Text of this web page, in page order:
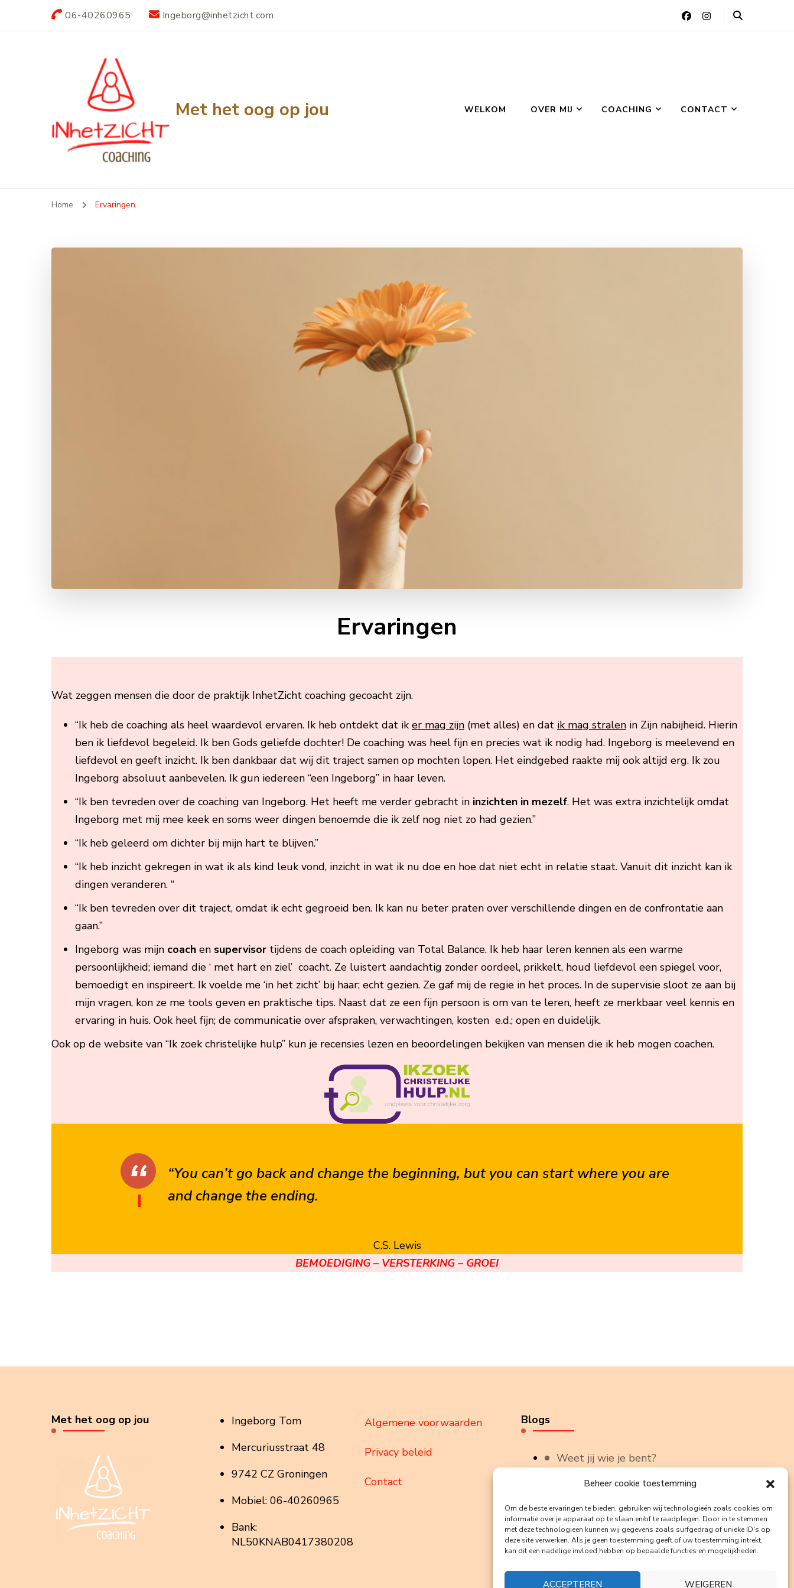
Beheer cookie toestemming
Om de beste ervaringen te bieden, gebruiken wij technologieën zoals cookies om
informatie over je apparaat op te slaan en/of te raadplegen. Door in te stemmen
met deze technologieën kunnen wij gegevens zoals surfgedrag of unieke ID's op
deze site verwerken. Als je geen toestemming geeft of uw toestemming intrekt,
kan dit een nadelige invloed hebben op bepaalde functies en mogelijkheden.
ACCEPTEREN WEIGEREN
06-40260965 Ingeborg@inhetzicht.com
Met het oog op jou WELKOM OVER MIJ COACHING CONTACT
Home Ervaringen
Ervaringen
Wat zeggen mensen die door de praktijk InhetZicht coaching gecoacht zijn.
“Ik heb de coaching als heel waardevol ervaren. Ik heb ontdekt dat iker mag zijn (met alles) en dat ik mag stralen in Zijn nabijheid. Hierin
ben ik liefdevol begeleid. Ik ben Gods geliefde dochter! De coaching was heel fijn en precies wat ik nodig had. Ingeborg is meelevend en
liefdevol en geeft inzicht. Ik ben dankbaar dat wij dit traject samen op mochten lopen. Het eindgebed raakte mij ook altijd erg. Ik zou
Ingeborg absoluut aanbevelen. Ik gun iedereen “een Ingeborg” in haar leven.
“Ik ben tevreden over de coaching van Ingeborg. Het heeft me verder gebracht in inzichten in mezelf. Het was extra inzichtelijk omdat
Ingeborg met mij mee keek en soms weer dingen benoemde die ik zelf nog niet zo had gezien.”
“Ik heb geleerd om dichter bij mijn hart te blijven.”
“Ik heb inzicht gekregen in wat ik als kind leuk vond, inzicht in wat ik nu doe en hoe dat niet echt in relatie staat. Vanuit dit inzicht kan ik
dingen veranderen. “
“Ik ben tevreden over dit traject, omdat ik echt gegroeid ben. Ik kan nu beter praten over verschillende dingen en de confrontatie aan
gaan.”
Ingeborg was mijn coach en supervisor tijdens de coach opleiding van Total Balance. Ik heb haar leren kennen als een warme
persoonlijkheid; iemand die ‘ met hart en ziel’ coacht. Ze luistert aandachtig zonder oordeel, prikkelt, houd liefdevol een spiegel voor,
bemoedigt en inspireert. Ik voelde me ‘in het zicht’ bij haar; echt gezien. Ze gaf mij de regie in het proces. In de supervisie sloot ze aan bij
mijn vragen, kon ze me tools geven en praktische tips. Naast dat ze een fijn persoon is om van te leren, heeft ze merkbaar veel kennis en
ervaring in huis. Ook heel fijn; de communicatie over afspraken, verwachtingen, kosten e.d.; open en duidelijk.
Ook op de website van “Ik zoek christelijke hulp” kun je recensies lezen en beoordelingen bekijken van mensen die ik heb mogen coachen.
“You can’t go back and change the beginning, but you can start where you are
and change the ending.
C.S. Lewis
BEMOEDIGING – VERSTERKING – GROEI
Met het oog op jou
Ingeborg Tom
Mercuriusstraat 48
9742 CZ Groningen
Mobiel: 06-40260965
Bank:
NL50KNAB0417380208
Algemene voorwaarden
Privacy beleid
Contact
Blogs
Weet jij wie je bent?
Anders prikkelen.
Echo’s
Who holds tomorrow?